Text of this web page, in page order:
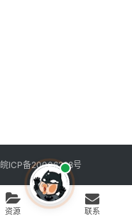
皖ICP备20006298号
资源 联系